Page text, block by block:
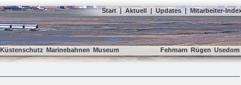
Start | Aktuell | Updates | Mitarbeiter-
Küstenschutz Marinebahnen Museum Fehmarn Rügen Usedom